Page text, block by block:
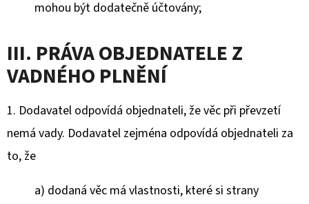
mohou být dodatečně účtovány;
III. PRÁVA OBJEDNATELE Z
VADNÉHO PLNĚNÍ
1. Dodavatel odpovídá objednateli, že věc při převzetí
nemá vady. Dodavatel zejména odpovídá objednateli za
to, že
a) dodaná věc má vlastnosti, které si strany